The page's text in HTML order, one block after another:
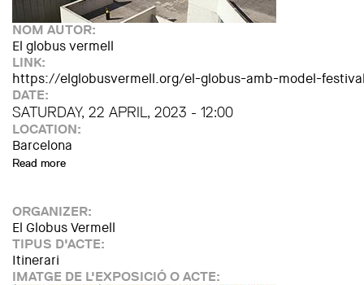
NOM AUTOR:
El globus vermell
LINK:
https://elglobusvermell.org/el-globus-amb-model-
DATE:
SATURDAY, 22 APRIL, 2023 - 12:00
LOCATION:
Barcelona
Read more
ORGANIZER:
El Globus Vermell
TIPUS D'ACTE:
Itinerari
IMATGE DE L'EXPOSICIÓ O ACTE: